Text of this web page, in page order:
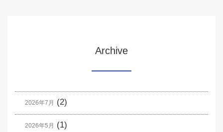
Archive
2026年7月 (2)
2026年5月 (1)